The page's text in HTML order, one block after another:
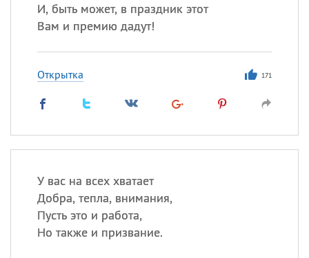
И, быть может, в праздник этот
Вам и премию дадут!
Открытка 171
У вас на всех хватает
Добра, тепла, внимания,
Пусть это и работа,
Но также и призвание.